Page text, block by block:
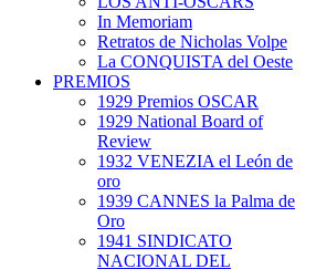
In Memoriam
Retratos de Nicholas Volpe
La CONQUISTA del Oeste
PREMIOS
1929 Premios OSCAR
1929 National Board of
Review
1932 VENEZIA el León de
oro
1939 CANNES la Palma de
Oro
1941 SINDICATO
NACIONAL DEL